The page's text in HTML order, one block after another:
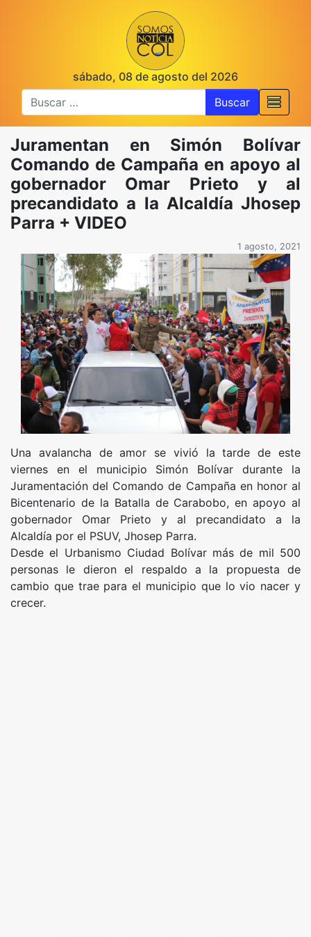
sábado, 08 de agosto del 2026
Buscar
Juramentan en Simón Bolívar
Comando de Campaña en apoyo al
gobernador Omar Prieto y al
precandidato a la Alcaldía Jhosep
Parra + VIDEO
1 agosto, 2021
Una avalancha de amor se vivió la tarde de este
viernes en el municipio Simón Bolívar durante la
Juramentación del Comando de Campaña en honor al
Bicentenario de la Batalla de Carabobo, en apoyo al
gobernador Omar Prieto y al precandidato a la
Alcaldía por el PSUV, Jhosep Parra.
Desde el Urbanismo Ciudad Bolívar más de mil 500
personas le dieron el respaldo a la propuesta de
cambio que trae para el municipio que lo vio nacer y
crecer.